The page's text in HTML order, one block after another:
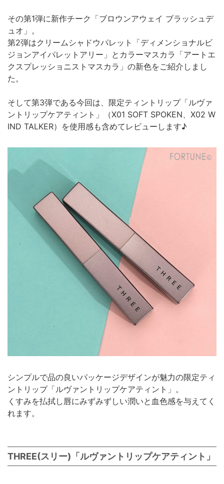
その第1弾に新作チーク「ブロウンアウェイ ブラッシュデ
ュオ」。
第2弾はクリームシャドウパレット「ディメンショナルビ
ジョンアイパレットアリー」とカラーマスカラ「アートエ
クスプレッショニストマスカラ」の新色をご紹介しまし
た。
そして第3弾である今回は、限定ティントリップ「ルヴァ
ントリップケアティント」（X01 SOFT SPOKEN、X02 W
IND TALKER）を使用感も含めてレビューします♪
シンプルで品の良いパッケージデザインが魅力の限定ティ
ントリップ「ルヴァントリップケアティント」。
くすみを払拭し唇にみずみずしい潤いと血色感を与えてく
れます。
THREE(スリー)「ルヴァントリップケアティント」